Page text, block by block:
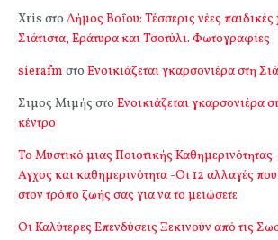
Xris στο Δήμος Βοΐου: Τέσσερις νέες παιδικές
Σιάτιστα, Εράτυρα και Τσοτύλι. Φωτογραφίες
sierafm στο Ενοικιάζεται γκαρσονιέρα στη
Σιμος Μιμής στο Ενοικιάζεται γκαρσονιέρα
κέντρο
Το Μυστικό μιας Ποιοτικής
Αγχος και καθημερινότητα -Οι 12 αλλαγές που
στον τρόπο ζωής σας για να το μειώσετε
Οι Καλύτερες Επενδύσεις Ξεκινούν από τις